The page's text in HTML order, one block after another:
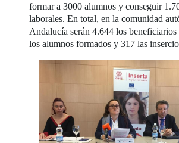
formar a 3000 alumnos y conseguir
laborales. En total, en la comunidad
Andalucía serán 4.644 los
los alumnos formados y 317 las